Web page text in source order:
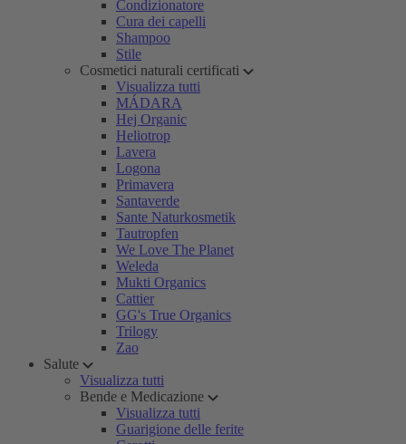
Condizionatore
Cura dei capelli
Shampoo
Stile
Cosmetici naturali certificati
Visualizza tutti
MÁDARA
Hej Organic
Heliotrop
Lavera
Logona
Primavera
Santaverde
Sante Naturkosmetik
Tautropfen
We Love The Planet
Weleda
Mukti Organics
Cattier
GG's True Organics
Trilogy
Zao
Salute
Visualizza tutti
Bende e Medicazione
Visualizza tutti
Guarigione delle ferite